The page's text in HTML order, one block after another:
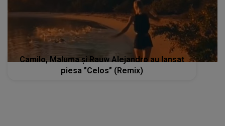
Camilo, Maluma și Rauw Alejandro au lansat
piesa ”Celos” (Remix)